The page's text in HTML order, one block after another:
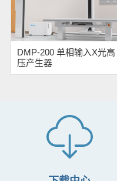
DMP-200 单相输入X光高
压产生器